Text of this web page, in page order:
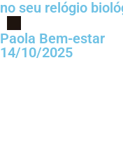
no seu relógio
Paola Bem-estar
14/10/2025